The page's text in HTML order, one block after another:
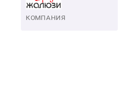
КОМПАНИЯ